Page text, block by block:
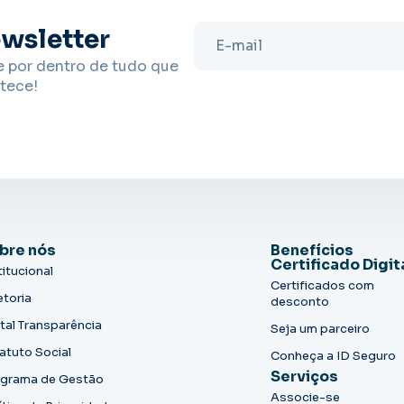
por dentro de tudo que
nós
Transparência
Social
de Gestão
Benefícios
Certificado
Certificados com
desconto
Seja um parceiro
Conheça a ID Seguro
Serviços
Associe-se